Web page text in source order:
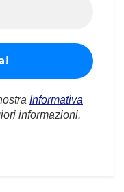
Informativa
informazioni.